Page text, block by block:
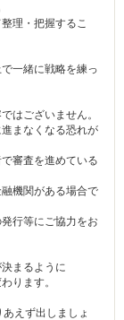
理・把握するこ
一緒に戦略を練っ
はございません。
まなくなる恐れが
審査を進めている
機関がある場合で
行等にご協力をお
まるように
ります。
えず出しましょ